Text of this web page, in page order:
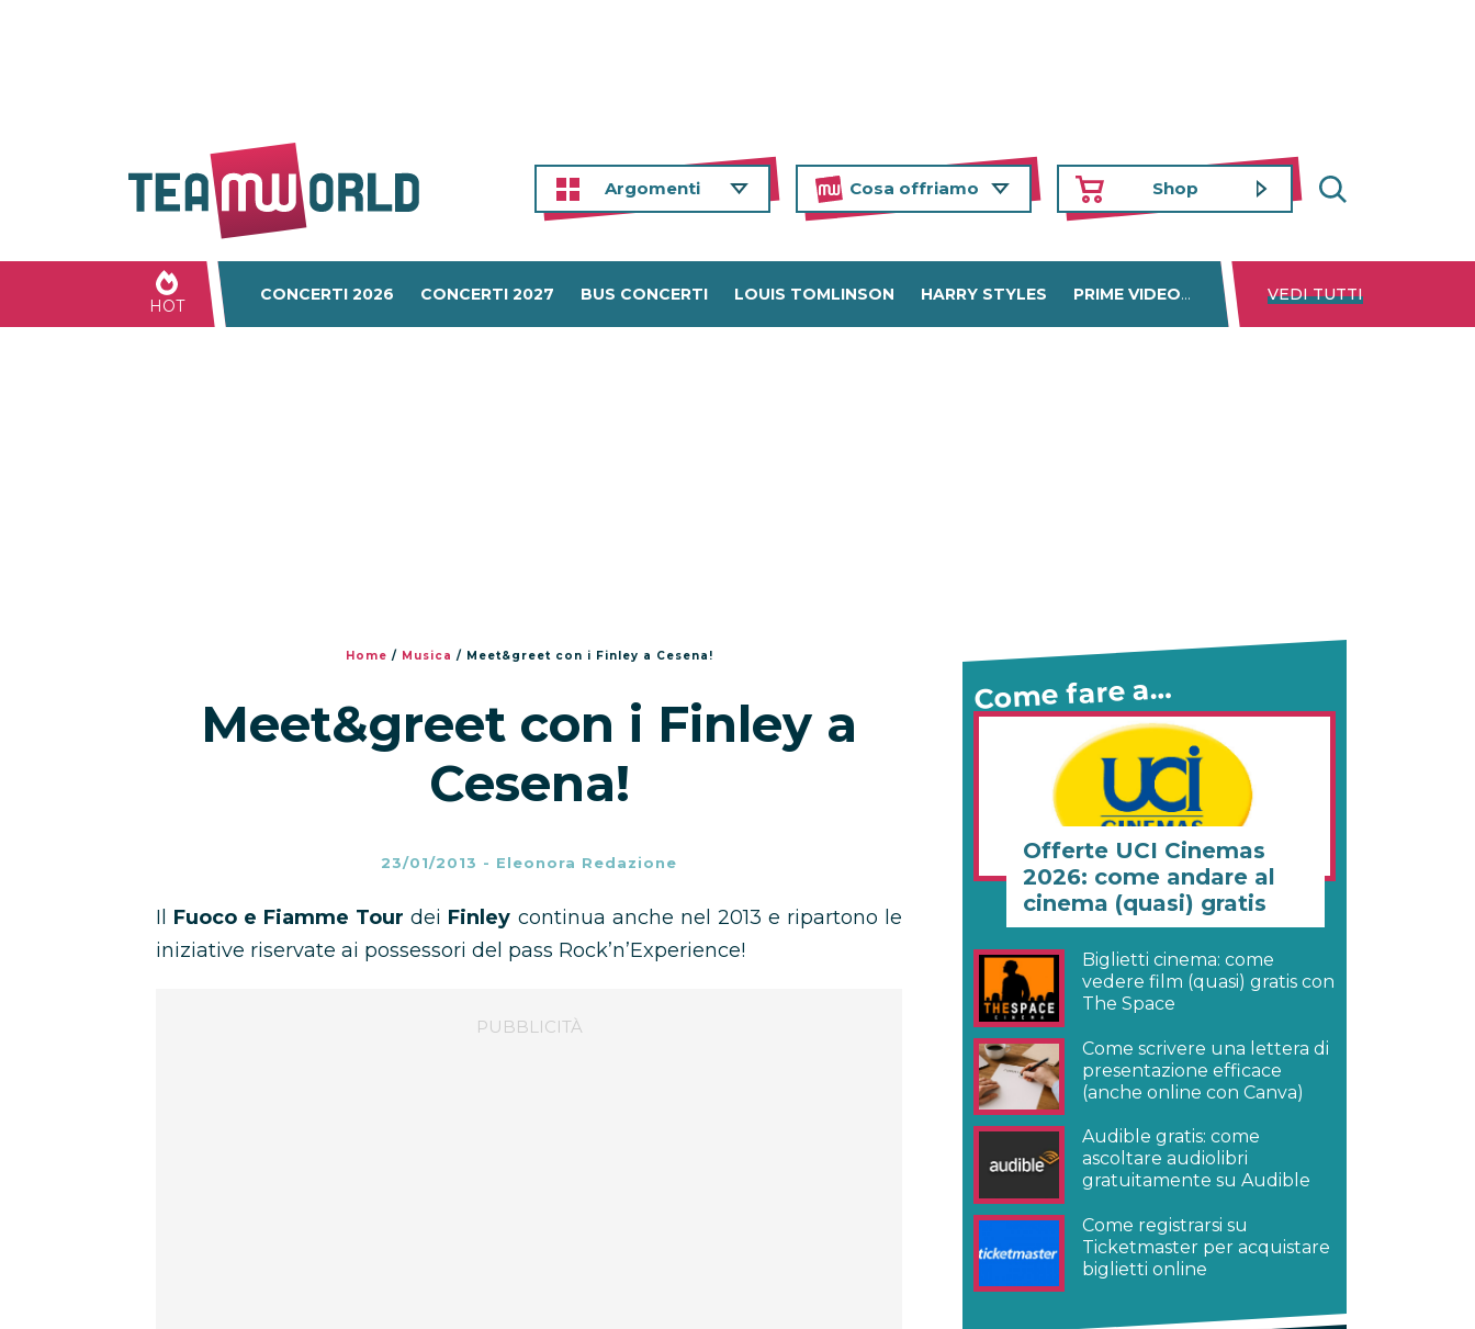
Argomenti Cosa offriamo Shop
HOT
CONCERTI 2026 CONCERTI 2027 BUS CONCERTI LOUIS TOMLINSON HARRY STYLES PRIME VIDEO DISNEY+ NETFLIX
VEDI TUTTI
Home / Musica / Meet&greet con i Finley a Cesena!
Meet&greet con i Finley a
Cesena!
23/01/2013 - Eleonora Redazione
Il Fuoco e Fiamme Tour dei Finley continua anche nel 2013 e ripartono le
iniziative riservate ai possessori del pass Rock’n’Experience!
Come fare a…
Offerte UCI Cinemas
2026: come andare al
cinema (quasi) gratis
Biglietti cinema: come
vedere film (quasi) gratis con
The Space
Come scrivere una lettera di
presentazione efficace
(anche online con Canva)
Audible gratis: come
ascoltare audiolibri
gratuitamente su Audible
Come registrarsi su
Ticketmaster per acquistare
biglietti online